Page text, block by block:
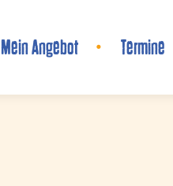
Mein Angebot Termine